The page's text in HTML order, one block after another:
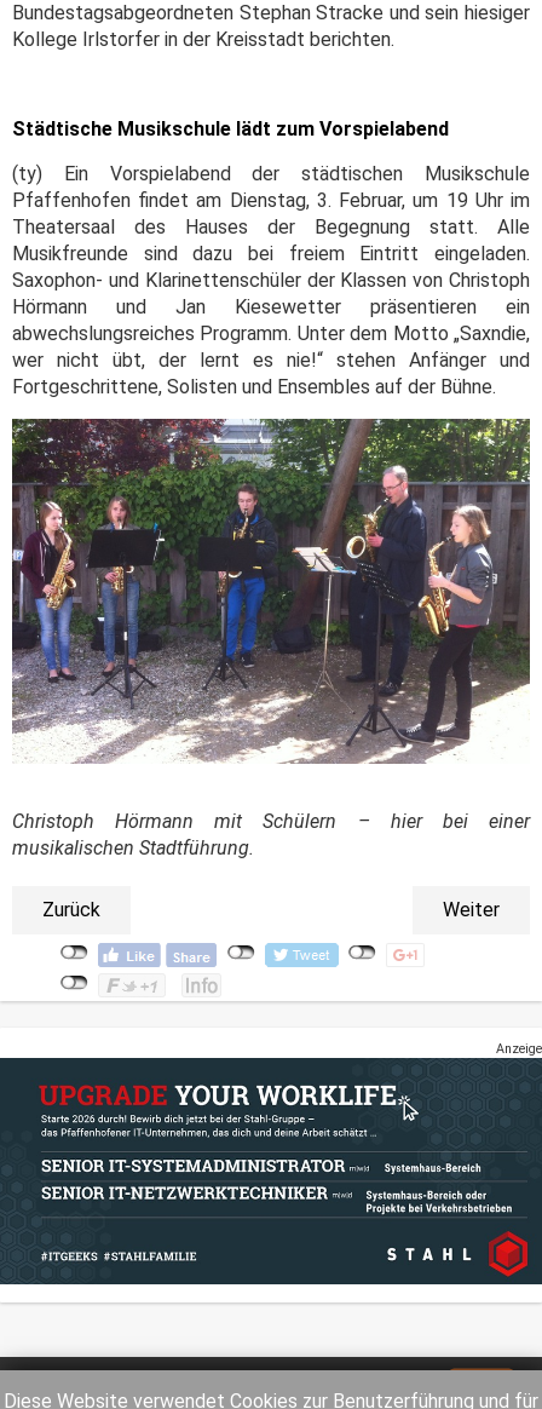
Diese Website verwendet Cookies zur Benutzerführung und für
Bundestagsabgeordneten Stephan Stracke und sein hiesiger
Kollege Irlstorfer in der Kreisstadt berichten.
Städtische Musikschule lädt zum Vorspielabend
(ty) Ein Vorspielabend der städtischen Musikschule
Pfaffenhofen findet am Dienstag, 3. Februar, um 19 Uhr im
Theatersaal des Hauses der Begegnung statt. Alle
Musikfreunde sind dazu bei freiem Eintritt eingeladen.
Saxophon- und Klarinettenschüler der Klassen von Christoph
Hörmann und Jan Kiesewetter präsentieren ein
abwechslungsreiches Programm. Unter dem Motto „Saxndie,
wer nicht übt, der lernt es nie!“ stehen Anfänger und
Fortgeschrittene, Solisten und Ensembles auf der Bühne.
Christoph Hörmann mit Schülern – hier bei einer
musikalischen Stadtführung.
Zurück Weiter
Anzeige